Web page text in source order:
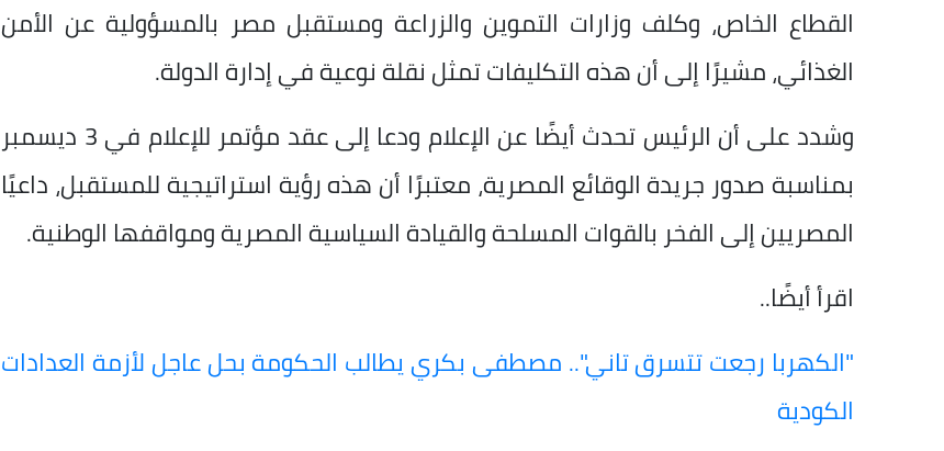
القطاع الخاص، وكلف وزارات التموين والزراعة ومستقبل مصر بالمسؤولية عن الأمن
الغذائي، مشيرًا إلى أن هذه التكليفات تمثل نقلة نوعية في إدارة الدولة.
وشدد على أن الرئيس تحدث أيضًا عن الإعلام ودعا إلى عقد مؤتمر للإعلام في 3 ديسمبر
بمناسبة صدور جريدة الوقائع المصرية، معتبرًا أن هذه رؤية استراتيجية للمستقبل، داعيًا
المصريين إلى الفخر بالقوات المسلحة والقيادة السياسية المصرية ومواقفها الوطنية.
اقرأ أيضًا..
"الكهربا رجعت تتسرق تاني".. مصطفى بكري يطالب الحكومة بحل عاجل لأزمة العدادات
الكودية